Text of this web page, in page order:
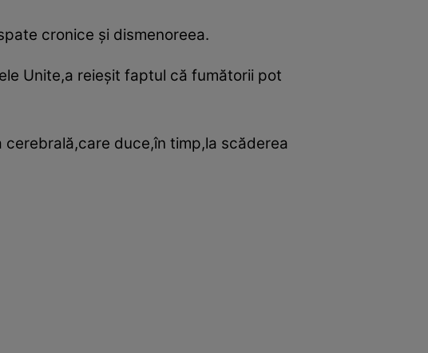
cronice şi dismenoreea.
Unite,a reieşit faptul că fumătorii pot
duce,în timp,la scăderea